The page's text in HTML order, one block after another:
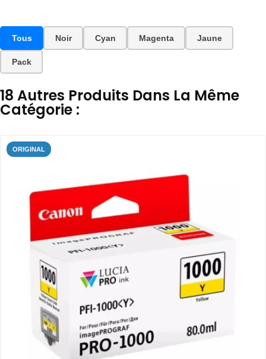
Tous Noir Cyan Magenta Jaune
Pack
18 Autres Produits Dans La Même
Catégorie :
ORIGINAL